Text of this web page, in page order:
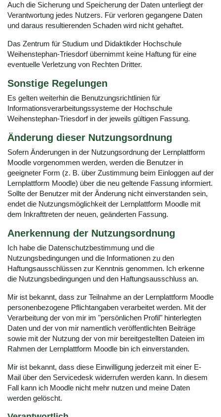
Auch die Sicherung und Speicherung der Daten unterliegt der
Verantwortung jedes Nutzers. Für verloren gegangene Daten
und daraus resultierenden Schaden wird nicht gehaftet.
Das Zentrum für Studium und Didaktikder Hochschule
Weihenstephan-Triesdorf übernimmt keine Haftung für eine
eventuelle Verletzung von Rechten Dritter.
Sonstige Regelungen
Es gelten weiterhin die Benutzungsrichtlinien für
Informationsverarbeitungssysteme der Hochschule
Weihenstephan-Triesdorf in der jeweils gültigen Fassung.
Änderung dieser Nutzungsordnung
Sofern Änderungen in der Nutzungsordnung der Lernplattform
Moodle vorgenommen werden, werden die Benutzer in
geeigneter Form (z. B. über Zustimmung beim Einloggen auf der
Lernplattform Moodle) über die neu geltende Fassung informiert.
Sollte der Benutzer mit der Änderung nicht einverstanden sein,
endet die Nutzungsmöglichkeit der Lernplattform Moodle mit
dem Inkrafttreten der neuen, geänderten Fassung.
Anerkennung der Nutzungsordnung
Ich habe die Datenschutzbestimmung und die
Nutzungsbedingungen und die Informationen zu den
Haftungsausschlüssen zur Kenntnis genommen. Ich erkenne
die Nutzungsbedingungen und den Haftungsausschluss an.
Mir ist bekannt, dass zur Teilnahme an der Lernplattform Moodle
personenbezogene Pflichtangaben verarbeitet werden. Mit der
Verarbeitung der von mir im "persönlichen Profil" hinterlegten
Daten und der von mir namentlich veröffentlichten Beiträge
sowie mit der Nutzung der von mir bereitgestellten Dateien im
Rahmen der Lernplattform Moodle bin ich einverstanden.
Mir ist bekannt, dass diese Einwilligung jederzeit mit einer E-
Mail über den Servicedesk widerrufen werden kann. In diesem
Fall kann ich Moodle nicht mehr nutzen und meine Daten
werden gelöscht.